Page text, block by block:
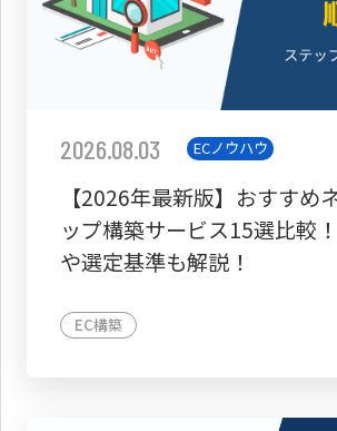
2026.08.03 ECノウハウ
【2026年最新版】おすすめ
ップ構築サービス15選比較
や選定基準も解説！
EC構築